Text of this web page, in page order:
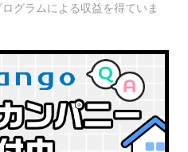
グラムによる収益を得ていま